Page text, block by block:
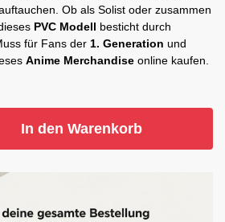
Ob als Solist oder zusammen
PVC Modell besticht durch
für Fans der 1. Generation und
Anime Merchandise online kaufen.
In den Warenkorb